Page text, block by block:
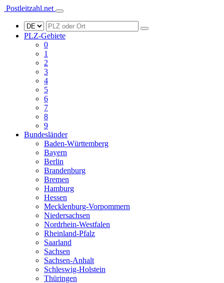
Postleitzahl.net
PLZ-Gebiete
0
1
2
3
4
5
6
7
8
9
Bundesländer
Baden-Württemberg
Bayern
Berlin
Brandenburg
Bremen
Hamburg
Hessen
Mecklenburg-Vorpommern
Niedersachsen
Nordrhein-Westfalen
Rheinland-Pfalz
Saarland
Sachsen
Sachsen-Anhalt
Schleswig-Holstein
Thüringen